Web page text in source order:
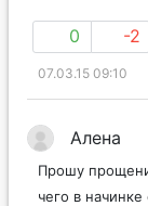
0 -2
07.03.15 09:10
Алена
Прошу
чего в